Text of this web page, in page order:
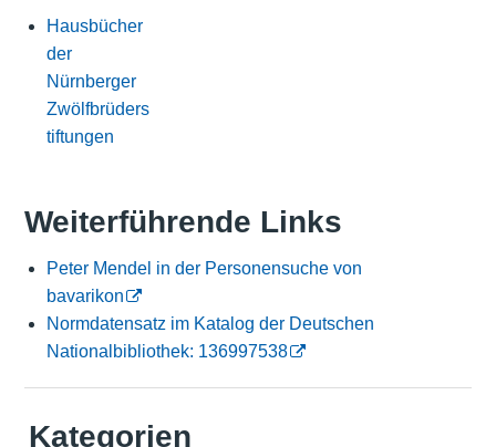
Hausbücher
der
Nürnberger
Zwölfbrüders
tiftungen
Weiterführende Links
Peter Mendel in der Personensuche von
bavarikon
Normdatensatz im Katalog der Deutschen
Nationalbibliothek: 136997538
Kategorien